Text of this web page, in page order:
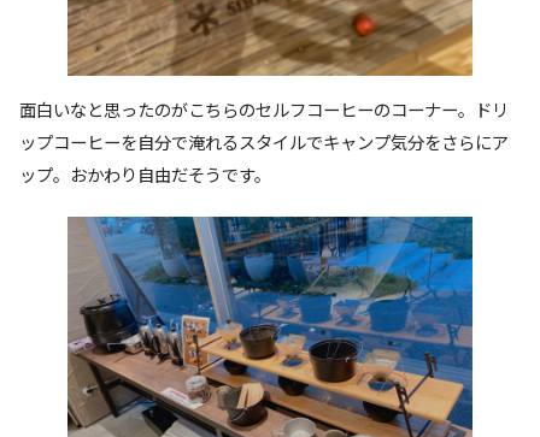
面白いなと思ったのがこちらのセルフコーヒーのコーナー。ドリ
ップコーヒーを自分で淹れるスタイルでキャンプ気分をさらにア
ップ。おかわり自由だそうです。